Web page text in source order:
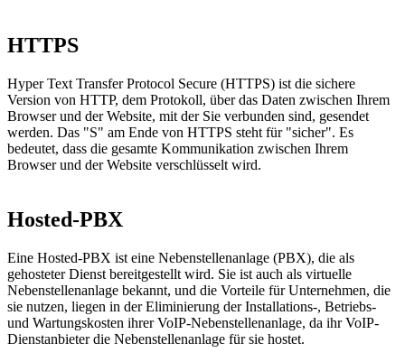
HTTPS
Hyper Text Transfer Protocol Secure (HTTPS) ist die sichere
Version von HTTP, dem Protokoll, über das Daten zwischen Ihrem
Browser und der Website, mit der Sie verbunden sind, gesendet
werden. Das "S" am Ende von HTTPS steht für "sicher". Es
bedeutet, dass die gesamte Kommunikation zwischen Ihrem
Browser und der Website verschlüsselt wird.
Hosted-PBX
Eine Hosted-PBX ist eine Nebenstellenanlage (PBX), die als
gehosteter Dienst bereitgestellt wird. Sie ist auch als virtuelle
Nebenstellenanlage bekannt, und die Vorteile für Unternehmen, die
sie nutzen, liegen in der Eliminierung der Installations-, Betriebs-
und Wartungskosten ihrer VoIP-Nebenstellenanlage, da ihr VoIP-
Dienstanbieter die Nebenstellenanlage für sie hostet.